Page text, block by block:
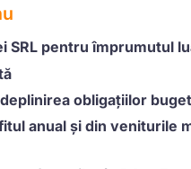
pentru împrumutul
obligațiilor
anual și din veniturile